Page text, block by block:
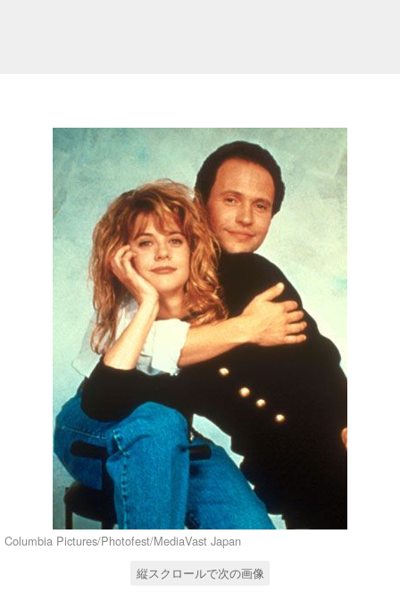
Columbia Pictures/Photofest/MediaVast Japan
縦スクロールで次の画像